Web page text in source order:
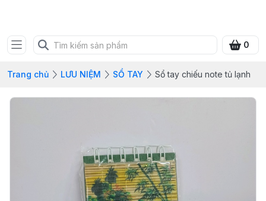
0
Trang chủ LƯU NIỆM SỔ TAY Sổ tay chiếu note tủ lạnh